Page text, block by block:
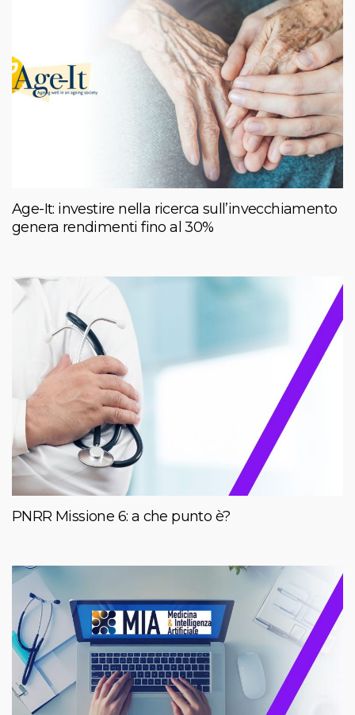
Age-It: investire nella ricerca sull’invecchiamento
genera rendimenti fino al 30%
PNRR Missione 6: a che punto è?